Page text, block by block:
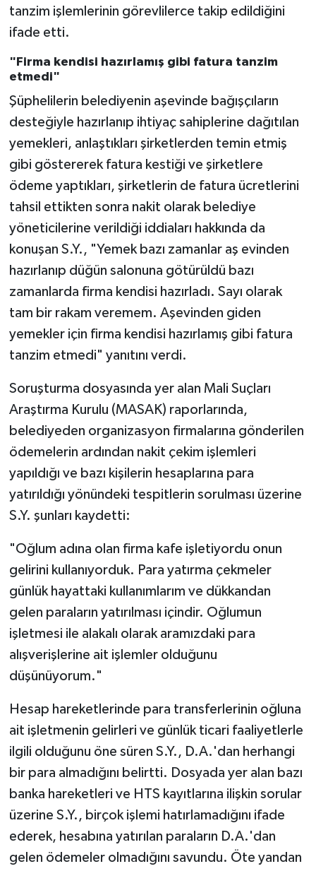
tanzim işlemlerinin görevlilerce takip edildiğini
ifade etti.
"Firma kendisi hazırlamış gibi fatura tanzim
etmedi"
Şüphelilerin belediyenin aşevinde bağışçıların
desteğiyle hazırlanıp ihtiyaç sahiplerine dağıtılan
yemekleri, anlaştıkları şirketlerden temin etmiş
gibi göstererek fatura kestiği ve şirketlere
ödeme yaptıkları, şirketlerin de fatura ücretlerini
tahsil ettikten sonra nakit olarak belediye
yöneticilerine verildiği iddiaları hakkında da
konuşan S.Y., "Yemek bazı zamanlar aş evinden
hazırlanıp düğün salonuna götürüldü bazı
zamanlarda firma kendisi hazırladı. Sayı olarak
tam bir rakam veremem. Aşevinden giden
yemekler için firma kendisi hazırlamış gibi fatura
tanzim etmedi" yanıtını verdi.
Soruşturma dosyasında yer alan Mali Suçları
Araştırma Kurulu (MASAK) raporlarında,
belediyeden organizasyon firmalarına gönderilen
ödemelerin ardından nakit çekim işlemleri
yapıldığı ve bazı kişilerin hesaplarına para
yatırıldığı yönündeki tespitlerin sorulması üzerine
S.Y. şunları kaydetti:
"Oğlum adına olan firma kafe işletiyordu onun
gelirini kullanıyorduk. Para yatırma çekmeler
günlük hayattaki kullanımlarım ve dükkandan
gelen paraların yatırılması içindir. Oğlumun
işletmesi ile alakalı olarak aramızdaki para
alışverişlerine ait işlemler olduğunu
düşünüyorum."
Hesap hareketlerinde para transferlerinin oğluna
ait işletmenin gelirleri ve günlük ticari faaliyetlerle
ilgili olduğunu öne süren S.Y., D.A.'dan herhangi
bir para almadığını belirtti. Dosyada yer alan bazı
banka hareketleri ve HTS kayıtlarına ilişkin sorular
üzerine S.Y., birçok işlemi hatırlamadığını ifade
ederek, hesabına yatırılan paraların D.A.'dan
gelen ödemeler olmadığını savundu. Öte yandan